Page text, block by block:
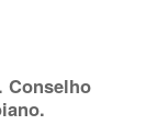
. Conselho